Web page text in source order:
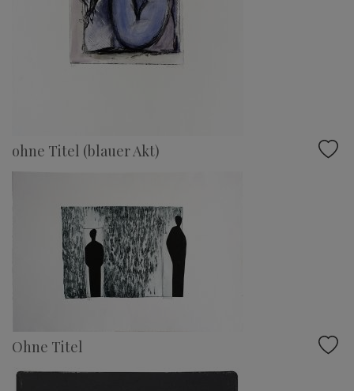
ohne Titel (blauer Akt)
Ohne Titel